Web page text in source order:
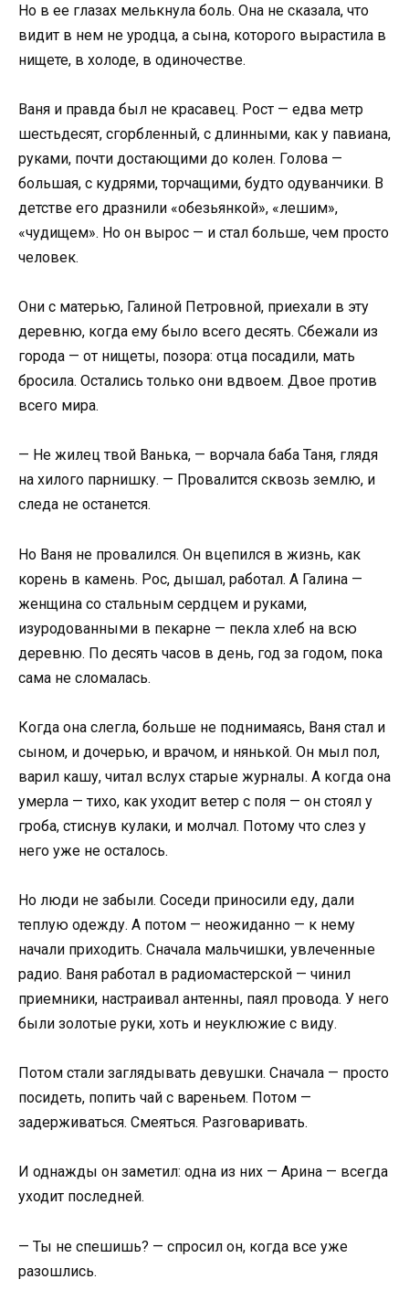
Но в ее глазах мелькнула боль. Она не сказала, что
видит в нем не уродца, а сына, которого вырастила в
нищете, в холоде, в одиночестве.
Ваня и правда был не красавец. Рост — едва метр
шестьдесят, сгорбленный, с длинными, как у павиана,
руками, почти достающими до колен. Голова —
большая, с кудрями, торчащими, будто одуванчики. В
детстве его дразнили «обезьянкой», «лешим»,
«чудищем». Но он вырос — и стал больше, чем просто
человек.
Они с матерью, Галиной Петровной, приехали в эту
деревню, когда ему было всего десять. Сбежали из
города — от нищеты, позора: отца посадили, мать
бросила. Остались только они вдвоем. Двое против
всего мира.
— Не жилец твой Ванька, — ворчала баба Таня, глядя
на хилого парнишку. — Провалится сквозь землю, и
следа не останется.
Но Ваня не провалился. Он вцепился в жизнь, как
корень в камень. Рос, дышал, работал. А Галина —
женщина со стальным сердцем и руками,
изуродованными в пекарне — пекла хлеб на всю
деревню. По десять часов в день, год за годом, пока
сама не сломалась.
Когда она слегла, больше не поднимаясь, Ваня стал и
сыном, и дочерью, и врачом, и нянькой. Он мыл пол,
варил кашу, читал вслух старые журналы. А когда она
умерла — тихо, как уходит ветер с поля — он стоял у
гроба, стиснув кулаки, и молчал. Потому что слез у
него уже не осталось.
Но люди не забыли. Соседи приносили еду, дали
теплую одежду. А потом — неожиданно — к нему
начали приходить. Сначала мальчишки, увлеченные
радио. Ваня работал в радиомастерской — чинил
приемники, настраивал антенны, паял провода. У него
были золотые руки, хоть и неуклюжие с виду.
Потом стали заглядывать девушки. Сначала — просто
посидеть, попить чай с вареньем. Потом —
задерживаться. Смеяться. Разговаривать.
И однажды он заметил: одна из них — Арина — всегда
уходит последней.
— Ты не спешишь? — спросил он, когда все уже
разошлись.